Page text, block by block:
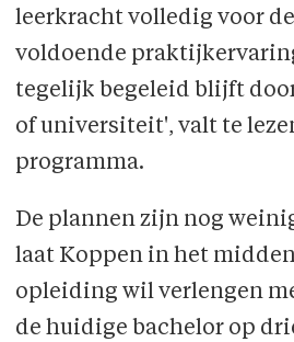
leerkracht volledig voor
voldoende
tegelijk begeleid blijft
of uni­versiteit', valt te
programma.
De plannen zijn nog
laat Koppen in het
opleiding wil verlengen
de huidige bachelor op